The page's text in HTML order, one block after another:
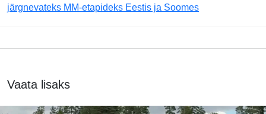
järgnevateks MM-etapideks Eestis ja Soomes
Vaata lisaks